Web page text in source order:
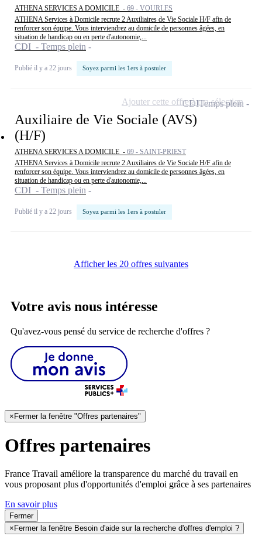
ATHENA SERVICES A DOMICILE - 69 - VOURLES
ATHENA Services à Domicile recrute 2 Auxiliaires de Vie Sociale H/F afin de
renforcer son équipe. Vous interviendrez au domicile de personnes âgées, en
situation de handicap ou en perte d'autonomie,...
CDI - Temps plein
Publié il y a 22 jours Soyez parmi les 1ers à postuler
Auxiliaire de Vie Sociale (AVS)
(H/F)
ATHENA SERVICES A DOMICILE - 69 - SAINT-PRIEST
ATHENA Services à Domicile recrute 2 Auxiliaires de Vie Sociale H/F afin de
renforcer son équipe. Vous interviendrez au domicile de personnes âgées, en
situation de handicap ou en perte d'autonomie,...
CDI - Temps plein
Publié il y a 22 jours Soyez parmi les 1ers à postuler
CDITemps plein
Ajouter cette offre à ma sélection
Afficher les 20 offres suivantes
Votre avis nous intéresse
Qu'avez-vous pensé du service de recherche d'offres ?
×Fermer la fenêtre "Offres partenaires"
Offres partenaires
France Travail améliore la transparence du marché du travail en
vous proposant plus d'opportunités d'emploi grâce à ses partenaires
En savoir plus
Fermer
× Fermer la fenêtre Besoin d'aide sur la recherche d'offres d'emploi ?